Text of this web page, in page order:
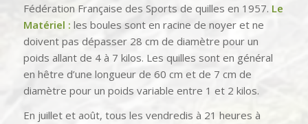
Fédération Française des Sports de quilles en 1957. Le
Matériel : les boules sont en racine de noyer et ne
doivent pas dépasser 28 cm de diamètre pour un
poids allant de 4 à 7 kilos. Les quilles sont en général
en hêtre d’une longueur de 60 cm et de 7 cm de
diamètre pour un poids variable entre 1 et 2 kilos.
En juillet et août, tous les vendredis à 21 heures à